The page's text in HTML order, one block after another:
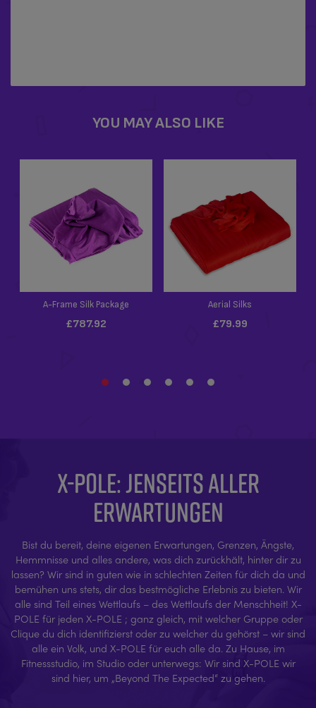
X-POLE: JENSEITS ALLER
ERWARTUNGEN
Bist du bereit, deine eigenen Erwartungen, Grenzen, Ängste,
Hemmnisse und alles andere, was dich zurückhält, hinter dir zu
lassen? Wir sind in guten wie in schlechten Zeiten für dich da und
bemühen uns stets, dir das bestmögliche Erlebnis zu bieten. Wir
alle sind Teil eines Wettlaufs – des Wettlaufs der Menschheit! X-
POLE für jeden X-POLE ; ganz gleich, mit welcher Gruppe oder
Clique du dich identifizierst oder zu welcher du gehörst – wir sind
alle ein Volk, und X-POLE für euch alle da. Zu Hause, im
Fitnessstudio, im Studio oder unterwegs: Wir sind X-POLE wir
sind hier, um „Beyond The Expected“ zu gehen.